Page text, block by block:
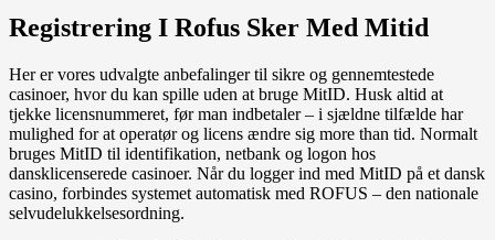
Registrering I Rofus Sker Med Mitid
Her er vores udvalgte anbefalinger til sikre og gennemtestede
casinoer, hvor du kan spille uden at bruge MitID. Husk altid at
tjekke licensnummeret, før man indbetaler – i sjældne tilfælde har
mulighed for at operatør og licens ændre sig more than tid. Normalt
bruges MitID til identifikation, netbank og logon hos
dansklicenserede casinoer. Når du logger ind med MitID på et dansk
casino, forbindes systemet automatisk med ROFUS – den nationale
selvudelukkelsesordning.